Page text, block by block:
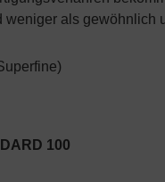
weniger als gewöhnlich
100